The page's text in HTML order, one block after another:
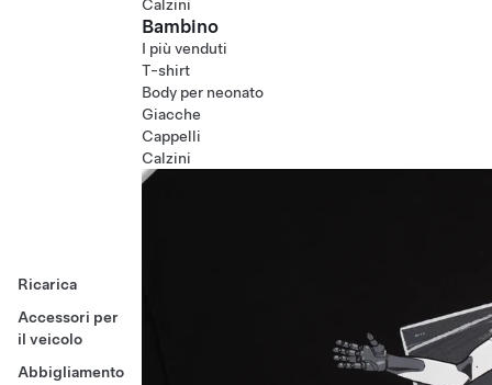
Ricarica
Accessori per
il veicolo
Abbigliamento
Calzini
Bambino
I più venduti
T-shirt
Body per neonato
Giacche
Cappelli
Calzini